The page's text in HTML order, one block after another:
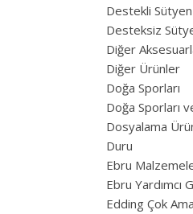
Destekli Sütyen
Desteksiz
Diğer
Diğer Ürünler
Doğa Sporları
Doğa Sporları
Dosyalama
Duru
Ebru
Ebru Yardımcı
Edding Çok